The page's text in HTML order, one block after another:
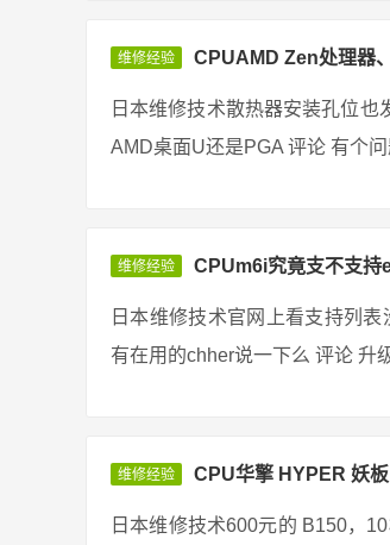
维修经验 CPUAMD Zen处理器
日本维修技术散热器安装孔位
AMD桌面U还是PGA 评论 有个
维修经验 CPUm6i究竟支不支持
日本维修技术官网上看支持列
有在用的chher说一下么 评论 升
维修经验 CPU华擎 HYPER 妖
日本维修技术600元的 B150，